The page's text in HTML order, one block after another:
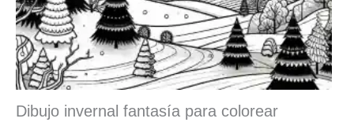
Dibujo invernal fantasía para colorear